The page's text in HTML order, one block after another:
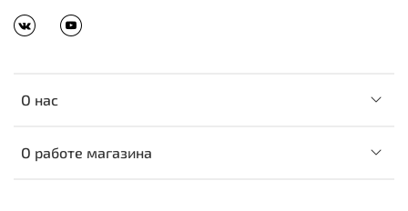
О нас
О работе магазина